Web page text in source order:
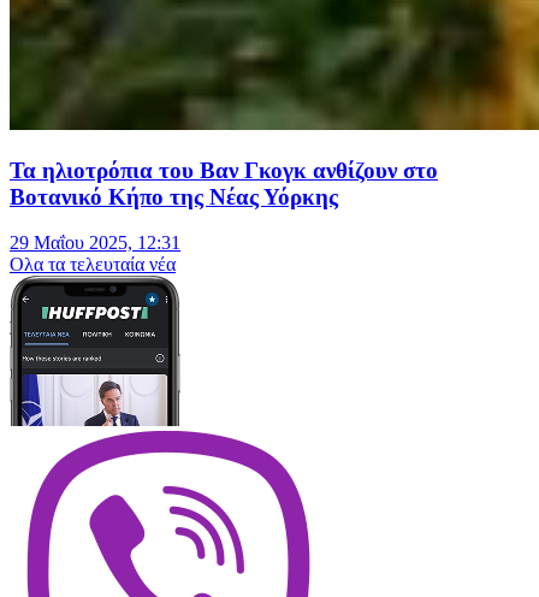
Τα ηλιοτρόπια του Βαν Γκογκ ανθίζουν στο
Βοτανικό Κήπο της Νέας Υόρκης
29 Μαΐου 2025, 12:31
Oλα τα τελευταία νέα